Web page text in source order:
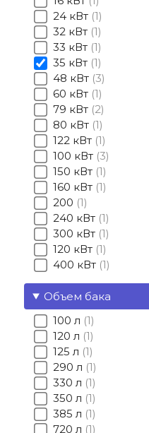
24 кВт 1
32 кВт 1
33 кВт 1
35 кВт 1
48 кВт 3
60 кВт 1
79 кВт 2
80 кВт 1
122 кВт 1
100 кВт 3
150 кВт 1
160 кВт 1
200 1
240 кВт 1
300 кВт 1
120 кВт 1
400 кВт 1
Объем бака
100 л 1
120 л 1
125 л 1
290 л 1
330 л 1
350 л 1
385 л 1
720 л 1